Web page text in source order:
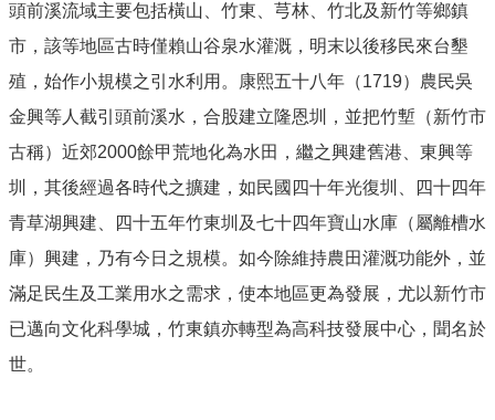
頭前溪流域主要包括橫山、竹東、芎林、竹北及新竹等鄉鎮
市，該等地區古時僅賴山谷泉水灌溉，明末以後移民來台墾
殖，始作小規模之引水利用。康熙五十八年（1719）農民吳
金興等人截引頭前溪水，合股建立隆恩圳，並把竹塹（新竹市
古稱）近郊2000餘甲荒地化為水田，繼之興建舊港、東興等
圳，其後經過各時代之擴建，如民國四十年光復圳、四十四年
青草湖興建、四十五年竹東圳及七十四年寶山水庫（屬離槽水
庫）興建，乃有今日之規模。如今除維持農田灌溉功能外，並
滿足民生及工業用水之需求，使本地區更為發展，尤以新竹市
已邁向文化科學城，竹東鎮亦轉型為高科技發展中心，聞名於
世。